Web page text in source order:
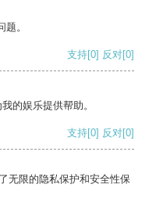
。
支持[0] 反对[0]
的娱乐提供帮助。
支持[0] 反对[0]
无限的隐私保护和安全性保